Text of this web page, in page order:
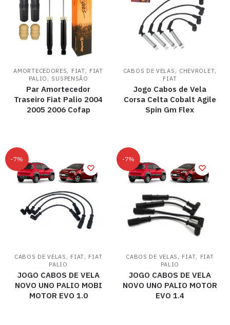
AMORTECEDORES, FIAT, FIAT
PALIO , SUSPENSÃO
Par Amortecedor
Traseiro Fiat Palio 2004
2005 2006 Cofap
CABOS DE VELAS , CHEVROLET,
FIAT
Jogo Cabos de Vela
Corsa Celta Cobalt Agile
Spin Gm Flex
-7%
CABOS DE VELAS , FIAT, FIAT
PALIO
JOGO CABOS DE VELA
NOVO UNO PALIO MOBI
MOTOR EVO 1.0
-7%
CABOS DE VELAS , FIAT, FIAT
PALIO
JOGO CABOS DE VELA
NOVO UNO PALIO MOTOR
EVO 1.4